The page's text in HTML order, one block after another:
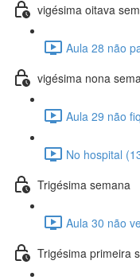
vigésima oitava
Aula 28 não
vigésima nona
Aula 29 não
No hospital
Trigésima semana
Aula 30 não
Trigésima primeira